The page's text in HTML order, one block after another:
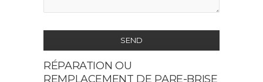
SEND
This
RÉPARATION OU
REMPLACEMENT DE PARE-BRISE